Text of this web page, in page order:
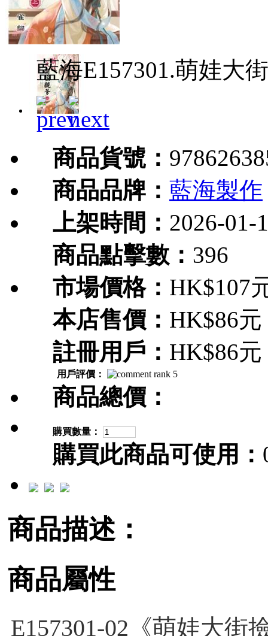
藍海E157301.萌娃大
商品貨號：
商品品牌： 藍海製作
上架時間： 2026-01-
商品點擊數： 396
市場價格： HK$107
本店售價： HK$86元
註冊用戶： HK$86元
用戶評價：
商品總價：
購買數量：
購買此商品可使用：
商品描述：
商品屬性
E157301-02《萌娃大街